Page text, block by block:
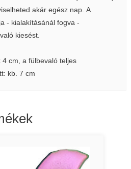
akár egész nap. A
- kialakításánál fogva -
kiesést.
cm, a fülbevaló teljes
kb. 7 cm